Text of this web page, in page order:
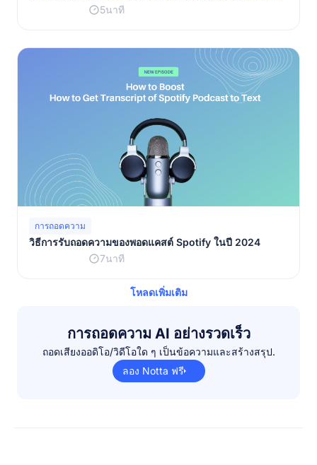
5นาที
การถอดความ
วิธีการรับถอดความของพอดแคสต์ Spotify ในปี 2024
7นาที
โหลดเพิ่มเติม
การถอดความ AI อย่างรวดเร็ว
ถอดเสียงออดิโอ/วิดีโอใด ๆ เป็นข้อความและสร้างสรุป.
ลอง Notta ฟรี